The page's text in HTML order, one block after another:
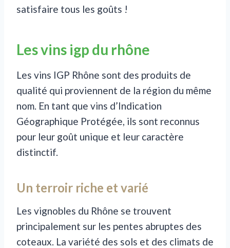
satisfaire tous les goûts !
Les vins igp du rhône
Les vins IGP Rhône sont des produits de
qualité qui proviennent de la région du même
nom. En tant que vins d’Indication
Géographique Protégée, ils sont reconnus
pour leur goût unique et leur caractère
distinctif.
Un terroir riche et varié
Les vignobles du Rhône se trouvent
principalement sur les pentes abruptes des
coteaux. La variété des sols et des climats de